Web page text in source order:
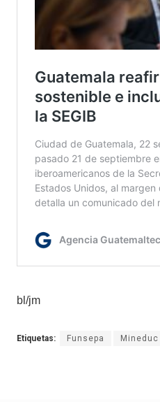
bl/jm
Etiquetas: Funsepa Mineduc